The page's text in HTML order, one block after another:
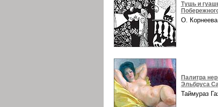
Тушь и
О.
Палитра
Эльбруса
Таймураз